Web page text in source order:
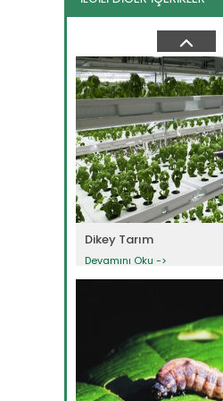
Organik Tarla Tarımı
Dikey Tarım
Devamını Oku ->